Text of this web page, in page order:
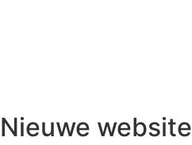
Nieuwe website